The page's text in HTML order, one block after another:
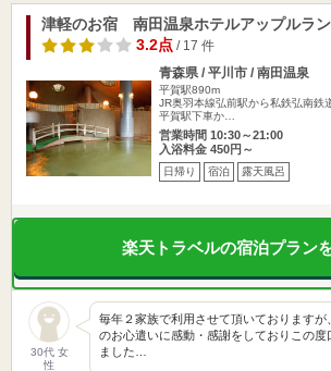
津軽のお宿 南田温泉ホテルアップルラ
3.2点/ 17 件
青森県 / 平川市 / 南田温泉
平賀駅890m
JR奥羽本線弘前駅から私鉄弘南鉄
平賀駅下車か…
営業時間 10:30～21:00
入浴料金 450円～
日帰り 宿泊 露天風呂
楽天トラベルの宿泊プラン
30代 女
性
毎年２家族で利用させて頂いております
のお心遣いに感動・感謝をしておりこの度
ました…